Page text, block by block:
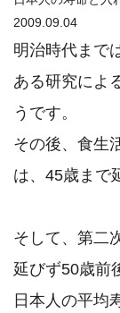
2009.09.04
明治時代まで
ある研究によ
うです。
その後、食生
は、45歳まで
そして、第二
延びず50歳前
日本人の平均